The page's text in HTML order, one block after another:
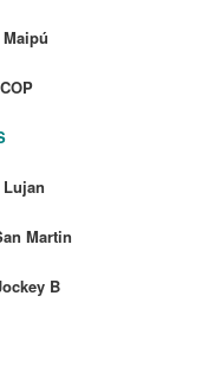
Martin
B